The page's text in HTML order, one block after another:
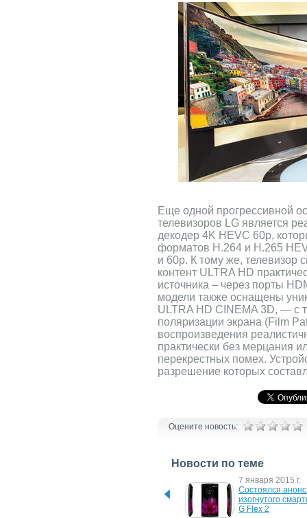
Еще одной прогрессивной
телевизоров LG является
декодер 4K HEVC 60p,
форматов H.264 и H.265
и 60p. К тому же, телевизор
контент ULTRA HD
источника – через порты
модели также оснащены
ULTRA HD CINEMA 3D, — с
поляризации экрана (Film
воспроизведения
практически без мерцания
перекрестных помех.
разрешение которых
Оцените новость:
Новости по теме
качественное звучание и
7 января 2015 г.
Состоялся анонс
изогнутого
G Flex 2